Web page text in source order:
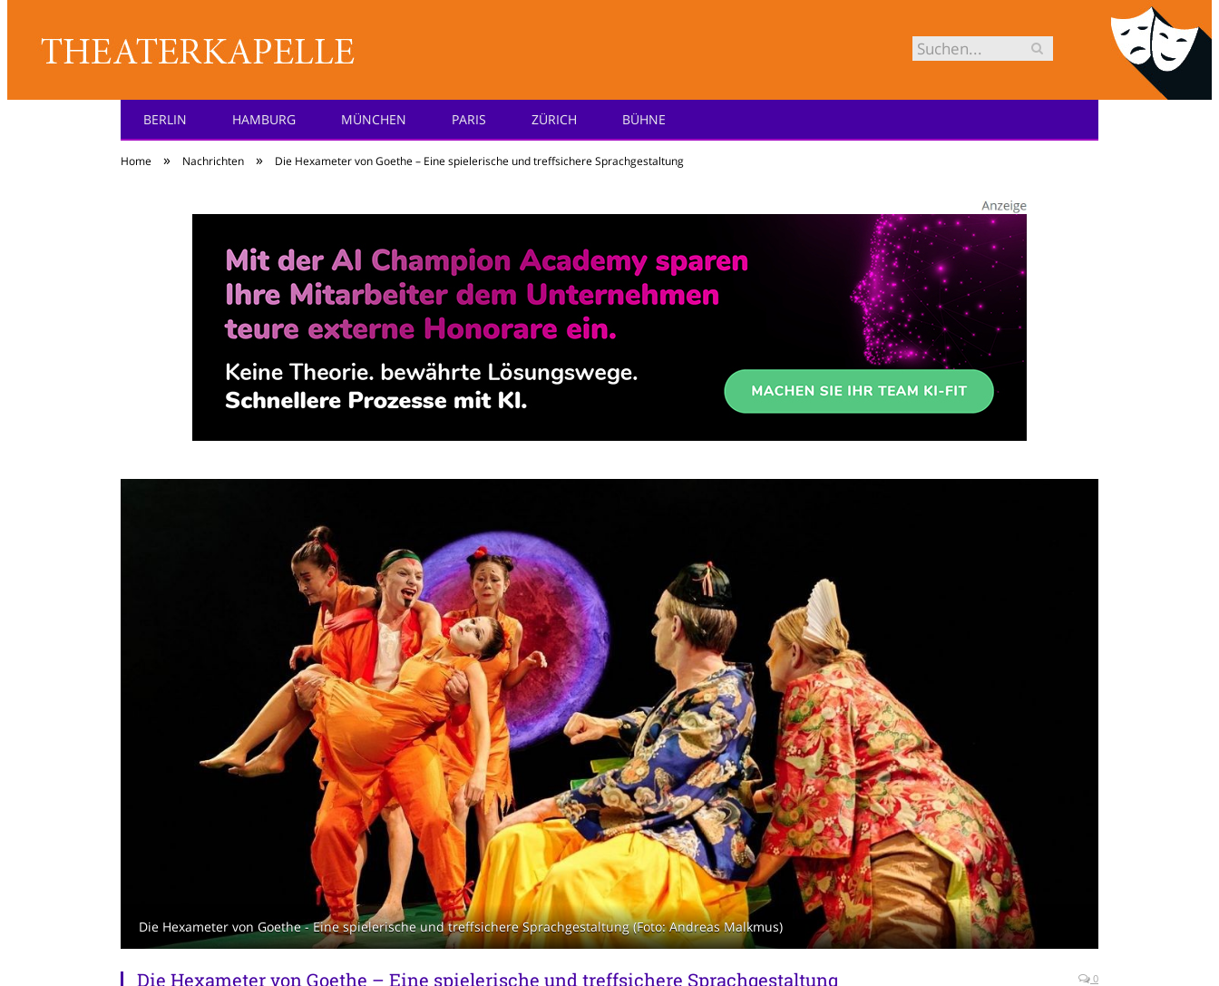
Theater: [KA] :pelle
BERLIN HAMBURG MÜNCHEN PARIS ZÜRICH BÜHNE
Home » Nachrichten » Die Hexameter von Goethe – Eine spielerische und treffsichere Sprachgestaltung
Die Hexameter von Goethe - Eine spielerische und treffsichere Sprachgestaltung (Foto: Andreas Malkmus)
Die Hexameter von Goethe – Eine spielerische und treffsichere Sprachgestaltung 0